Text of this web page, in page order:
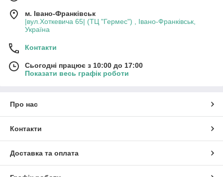
м. Івано-Франківськ
|вул.Хоткевича 65| (ТЦ "Гермес") , Івано-Франківськ,
Україна
Контакти
Сьогодні працює з 10:00 до 17:00
Показати весь графік роботи
Про нас
Контакти
Доставка та оплата